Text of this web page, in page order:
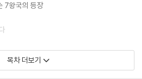
7왕국의 등장
국의 밑거름이 되다
| 데인족을 품다 | 에드워드, 7왕국을 통일하
목차 더보기